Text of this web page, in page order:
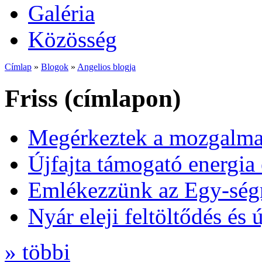
Galéria
Közösség
Címlap » Blogok » Angelios blogja
Friss (címlapon)
Megérkeztek a
Újfajta támogató
Emlékezzünk az Egy-
Nyár eleji feltöltődés és
» többi